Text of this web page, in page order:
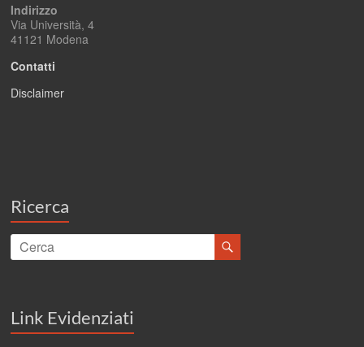
Indirizzo
Via Università, 4
41121 Modena
Contatti
Disclaimer
Ricerca
Link Evidenziati